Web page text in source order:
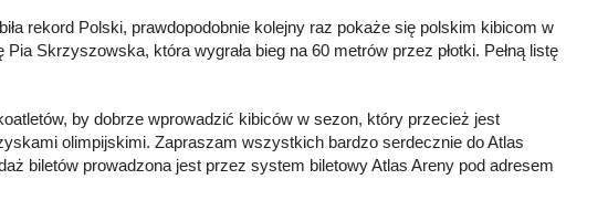
rekord Polski, prawdopodobnie kolejny raz pokaże się polskim kibicom w
Skrzyszowska, która wygrała bieg na 60 metrów przez płotki. Pełną listę
by dobrze wprowadzić kibiców w sezon, który przecież jest
olimpijskimi. Zapraszam wszystkich bardzo serdecznie do Atlas
biletów prowadzona jest przez system biletowy Atlas Areny pod adresem